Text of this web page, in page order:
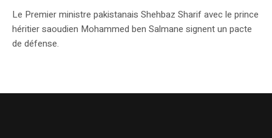
Le Premier ministre pakistanais Shehbaz Sharif avec le prince
héritier saoudien Mohammed ben Salmane signent un pacte
de défense.